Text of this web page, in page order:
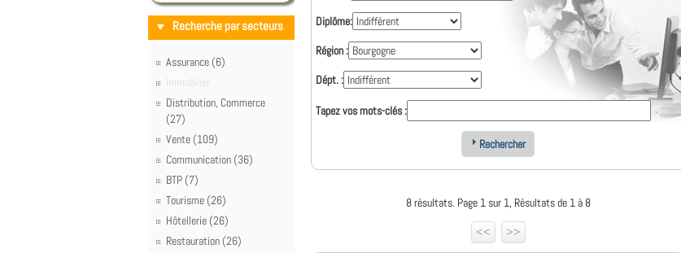
Recherche par secteurs
Assurance (6)
Immobilier
Distribution, Commerce
(27)
Vente (109)
Communication (36)
BTP (7)
Tourisme (26)
Hôtellerie (26)
Restauration (26)
Diplôme:
Région :
Dépt. :
Tapez vos mots-clés :
Rechercher
8 résultats. Page 1 sur 1, Résultats de 1 à 8
<<
>>